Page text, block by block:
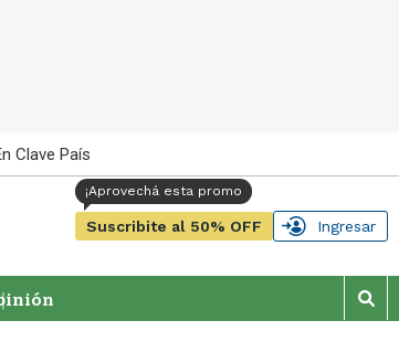
Clave País
Suscribite al 50% OFF Ingresar
M
o